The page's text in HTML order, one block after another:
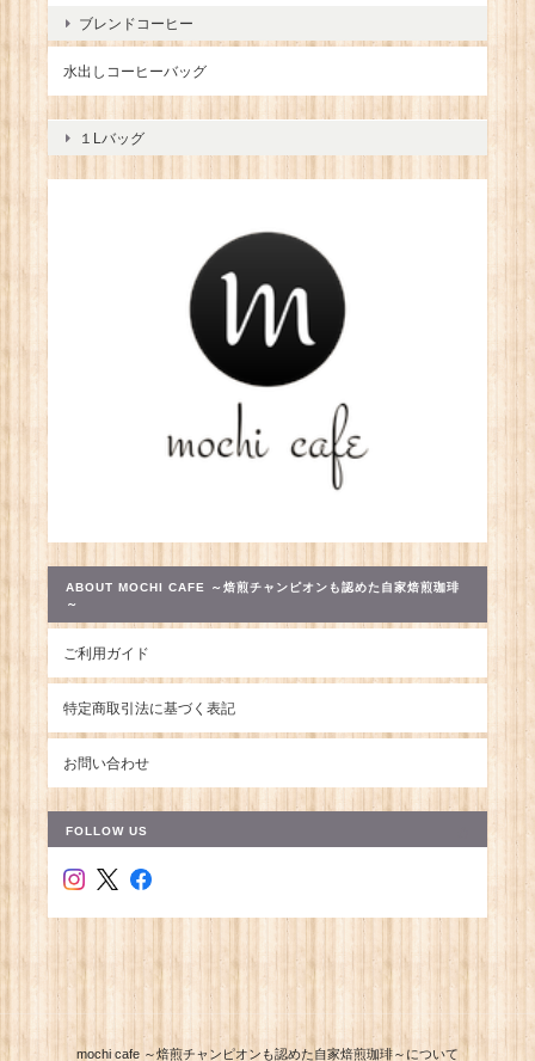
ブレンドコーヒー
水出しコーヒーバッグ
１Lバッグ
ABOUT MOCHI CAFE ～焙煎チャンピオンも認めた自家焙煎珈琲
～
ご利用ガイド
特定商取引法に基づく表記
お問い合わせ
FOLLOW US
mochi cafe ～焙煎チャンピオンも認めた自家焙煎珈琲～について